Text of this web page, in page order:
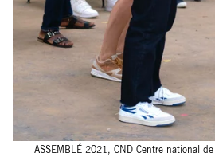
ASSEMBLÉ 2021, CND Centre national